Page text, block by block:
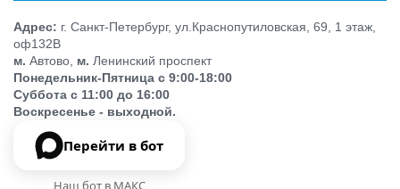
Адрес: г. Санкт-Петербург, ул.Краснопутиловская, 69, 1 этаж,
оф132В
м. Автово, м. Ленинский проспект
Понедельник-Пятница с 9:00-18:00
Суббота с 11:00 до 16:00
Воскресенье - выходной.
Перейти в бот
Наш бот в МАКС